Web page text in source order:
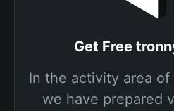
Get Free
In the activity area
we have prepared